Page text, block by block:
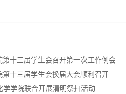
十三届学生会召开第一次工作例会
十三届学生会换届大会顺利召开
学院联合开展清明祭扫活动